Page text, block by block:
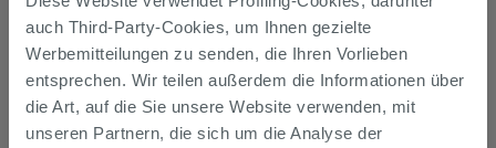
auch Third-Party-Cookies, um Ihnen gezielte
Werbemitteilungen zu senden, die Ihren Vorlieben
entsprechen. Wir teilen außerdem die Informationen über
die Art, auf die Sie unsere Website verwenden, mit
unseren Partnern, die sich um die Analyse der